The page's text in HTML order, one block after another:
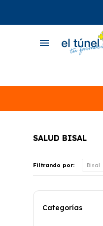
menu
SALUD BISAL
Filtrando por: Bisal
Categorías
close